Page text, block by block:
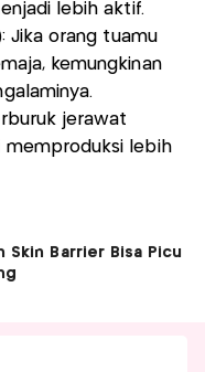
lebih aktif.
Jika orang tuamu
kemungkinan
jerawat
memproduksi lebih
Skin Barrier Bisa Picu